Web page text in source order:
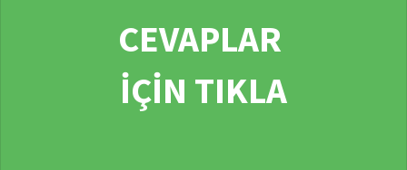
CEVAPLAR
İÇİN TIKLA